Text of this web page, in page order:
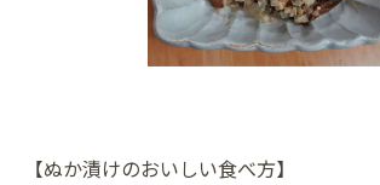
【ぬか漬けのおいしい食べ方】